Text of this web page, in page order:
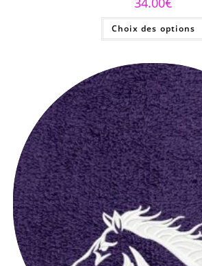
Choix des options